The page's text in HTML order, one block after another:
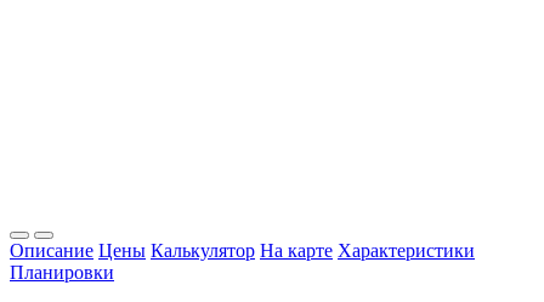
Описание Цены Калькулятор На карте Характеристики
Планировки